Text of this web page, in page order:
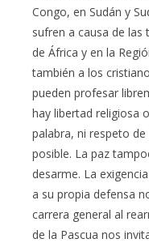
Congo, en Sudán y
sufren a causa de las
de África y en la
también a los
pueden profesar
hay libertad religiosa
palabra, ni respeto
posible. La paz
desarme. La
a su propia defensa
carrera general al
de la Pascua nos